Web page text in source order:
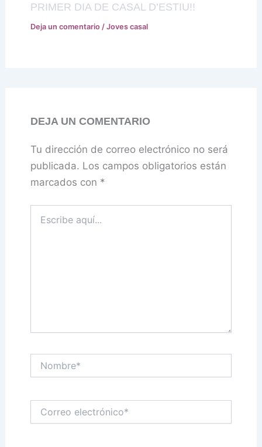
PRIMER DIA DE CASAL D’ESTIU!!
Deja un comentario / Joves casal
DEJA UN COMENTARIO
Tu dirección de correo electrónico no será
publicada. Los campos obligatorios están
marcados con *
aquí...
electrónico*